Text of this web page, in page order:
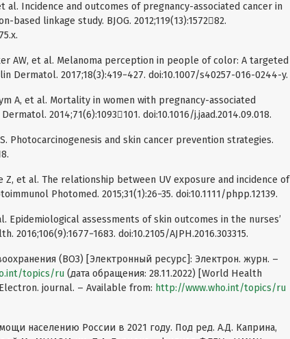
al. Incidence and outcomes of pregnancy-associated cancer in
based linkage study. BJOG. 2012;119(13):157282.
AW, et al. Melanoma perception in people of color: A targeted
Dermatol. 2017;18(3):419−427. doi:10.1007/s40257-016-0244-y.
A, et al. Mortality in women with pregnancy-associated
2014;71(6):1093101. doi:10.1016/j.jaad.2014.09.018.
Photocarcinogenesis and skin cancer prevention strategies.
Z, et al. The relationship between UV exposure and incidence of
Photomed. 2015;31(1):26−35. doi:10.1111/phpp.12139.
Epidemiological assessments of skin outcomes in the nurses’
2016;106(9):1677−1683. doi:10.2105/AJPH.2016.303315.
(ВОЗ) [Электронный ресурс]: Электрон. журн. –
topics/ru (дата обращения: 28.11.2022) [World Health
journal. – Available from: http://www.who.int/topics/ru
населению России в 2021 году. Под ред. А.Д. Каприна,